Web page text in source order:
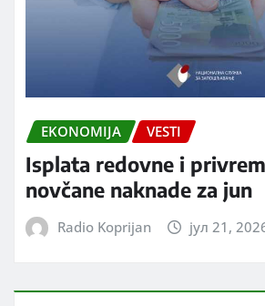
EKONOMIJA VESTI
Isplata redovne i
novčane naknade za jun
Radio Koprijan јул 21,